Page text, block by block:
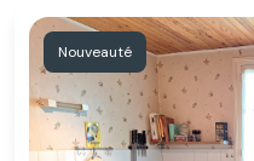
Nouveauté